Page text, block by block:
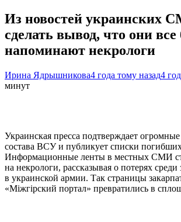
Из новостей украинских
сделать вывод, что они
напоминают некрологи
Ирина Ядрышникова4 года тому назад4
минут
Украинская пресса подтверждает
состава ВСУ и публикует списки
Информационные ленты в местных СМИ
на некрологи, рассказывая о потерях среди
в украинской армии. Так страницы
«Мiжгiрский портал» превратились в